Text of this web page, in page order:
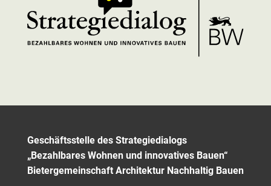
Geschäftsstelle des Strategiedialogs
„Bezahlbares Wohnen und innovatives Bauen“
Bietergemeinschaft Architektur Nachhaltig Bauen